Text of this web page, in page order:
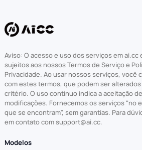
Aviso: O acesso e uso dos serviços em ai.cc
sujeitos aos nossos Termos de Serviço e
Privacidade. Ao usar nossos serviços, você
com estes termos, que podem ser
critério. O uso contínuo indica a aceitação
modificações. Fornecemos os serviços "no
que se encontram", sem garantias. Para
em contato com support@ai.cc.
Modelos